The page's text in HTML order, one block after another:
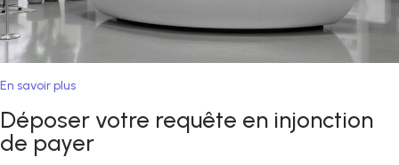
En savoir plus
Déposer votre requête en injonction
de payer